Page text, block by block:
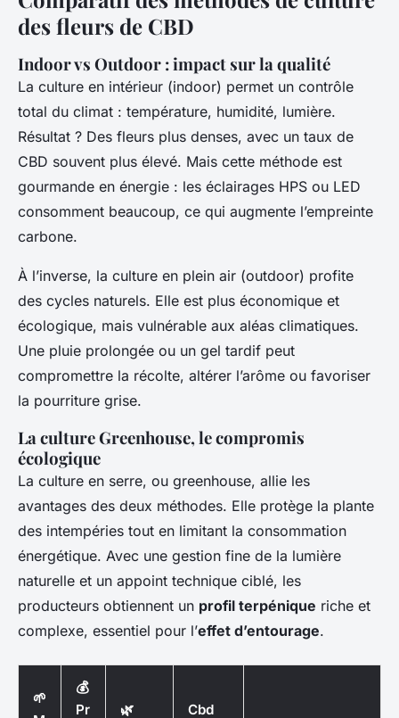
des fleurs de CBD
Indoor vs Outdoor : impact sur la qualité
La culture en intérieur (indoor) permet un contrôle
total du climat : température, humidité, lumière.
Résultat ? Des fleurs plus denses, avec un taux de
CBD souvent plus élevé. Mais cette méthode est
gourmande en énergie : les éclairages HPS ou LED
consomment beaucoup, ce qui augmente l’empreinte
carbone.
À l’inverse, la culture en plein air (outdoor) profite
des cycles naturels. Elle est plus économique et
écologique, mais vulnérable aux aléas climatiques.
Une pluie prolongée ou un gel tardif peut
compromettre la récolte, altérer l’arôme ou favoriser
la pourriture grise.
La culture Greenhouse, le compromis
écologique
La culture en serre, ou greenhouse, allie les
avantages des deux méthodes. Elle protège la plante
des intempéries tout en limitant la consommation
énergétique. Avec une gestion fine de la lumière
naturelle et un appoint technique ciblé, les
producteurs obtiennent un profil terpénique riche et
complexe, essentiel pour l’effet d’entourage.
🌱
💰
Pr
🌿 Cbd